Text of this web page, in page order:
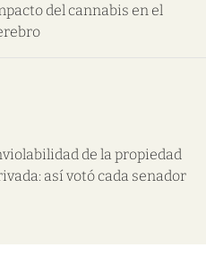
del cannabis en el
de la propiedad
así votó cada senador